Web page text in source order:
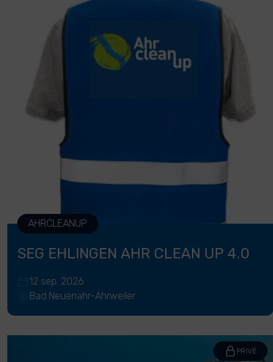
AHRCLEANUP
SEG EHLINGEN AHR CLEAN UP 4.0
12 sep. 2026
Bad Neuenahr-Ahrweiler
PRIVÉ